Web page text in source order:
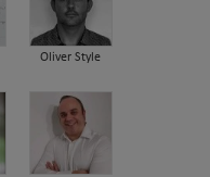
Oliver Style